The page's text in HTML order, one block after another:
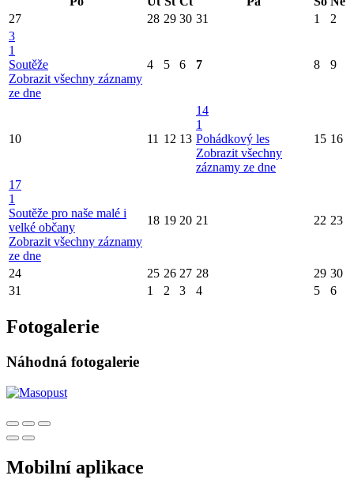
27
28 29 30 31 1
2
3
1
Soutěže
Zobrazit všechny záznamy
ze dne
4 5 6 7 8 9
10 11 12 13
14
1
Pohádkový les
Zobrazit všechny
záznamy ze dne
15 16
17
1
Soutěže pro naše malé i
velké občany
Zobrazit všechny záznamy
ze dne
18 19 20 21 22 23
24 25 26 27 28 29 30
31
1 2 3 4 5 6
Fotogalerie
Náhodná fotogalerie
Mobilní aplikace